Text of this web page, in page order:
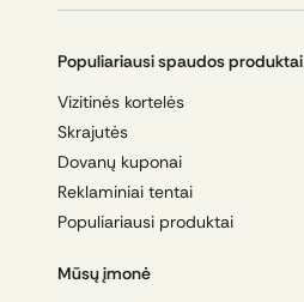
Populiariausi spaudos produktai
Vizitinės kortelės
Skrajutės
Dovanų kuponai
Reklaminiai tentai
Populiariausi produktai
Mūsų įmonė